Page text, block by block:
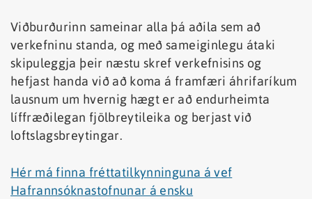
Viðburðurinn sameinar alla þá aðila sem að
verkefninu standa, og með sameiginlegu átaki
skipuleggja þeir næstu skref verkefnisins og
hefjast handa við að koma á framfæri áhrifaríkum
lausnum um hvernig hægt er að endurheimta
líffræðilegan fjölbreytileika og berjast við
loftslagsbreytingar.
Hér má finna fréttatilkynninguna á vef
Hafrannsóknastofnunar á ensku